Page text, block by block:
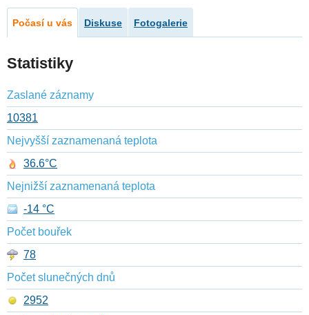
Počasí u vás Diskuse Fotogalerie
Statistiky
Zaslané záznamy
10381
Nejvyšší zaznamenaná teplota
36.6°C
Nejnižší zaznamenaná teplota
-14 °C
Počet bouřek
78
Počet slunečných dnů
2952